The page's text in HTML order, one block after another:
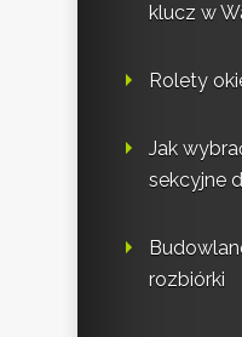
klucz w
Rolety
Jak
sekcyjne
rozbiórki